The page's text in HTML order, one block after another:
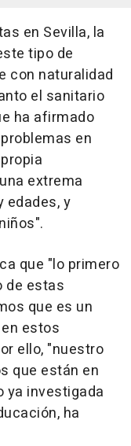
en Sevilla, la
tipo de
con naturalidad
el sanitario
ha afirmado
en
extrema
edades, y
que "lo primero
de estas
que es un
estos
ello, "nuestro
que están en
ya investigada
ha